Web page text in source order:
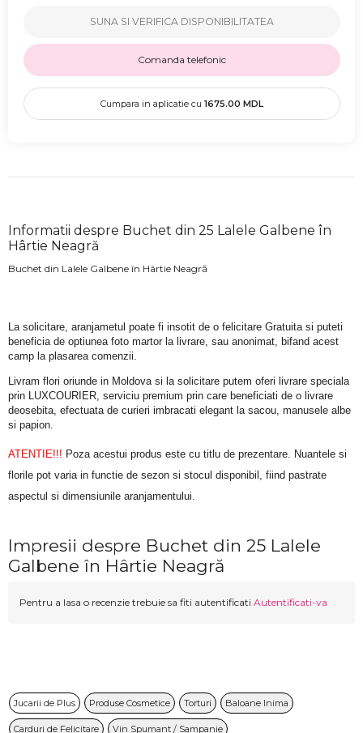
SUNA SI VERIFICA DISPONIBILITATEA
Comanda telefonic
Cumpara in aplicatie cu 1675.00 MDL
Informatii despre Buchet din 25 Lalele Galbene în
Hârtie Neagră
Buchet din Lalele Galbene în Hârtie Neagră
La solicitare, aranjametul poate fi insotit de o felicitare Gratuita si puteti
beneficia de optiunea foto martor la livrare, sau anonimat, bifand acest
camp la plasarea comenzii.
Livram flori oriunde in Moldova si la solicitare putem oferi livrare speciala
prin LUXCOURIER, serviciu premium prin care beneficiati de o livrare
deosebita, efectuata de curieri imbracati elegant la sacou, manusele albe
si papion.
ATENTIE!!! Poza acestui produs este cu titlu de prezentare. Nuantele si
florile pot varia in functie de sezon si stocul disponibil, fiind pastrate
aspectul si dimensiunile aranjamentului.
Impresii despre Buchet din 25 Lalele
Galbene în Hârtie Neagră
Pentru a lasa o recenzie trebuie sa fiti autentificati Autentificati-va
Jucarii de Plus Produse Cosmetice Torturi Baloane Inima
Carduri de Felicitare Vin Spumant / Sampanie